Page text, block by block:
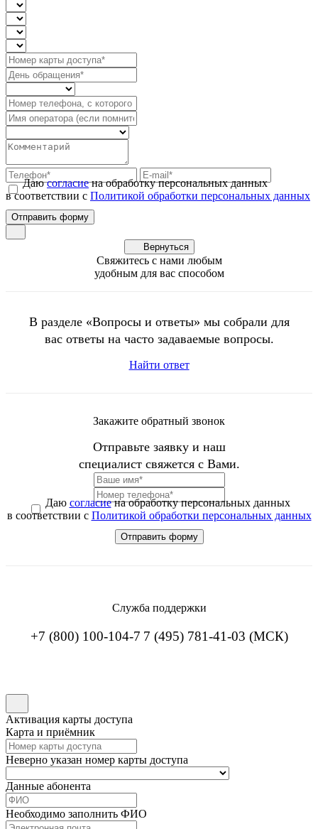
Даюсогласиена обработку персональных данных
в соответствии с Политикой обработки персональных данных
Вернуться
Свяжитесь с нами любым
удобным для вас способом
В разделе «Вопросы и ответы» мы собрали для
вас ответы на часто задаваемые вопросы.
Найти ответ
Закажите обратный звонок
Отправьте заявку и наш
специалист свяжется с Вами.
Даю согласиена обработку персональных данных
в соответствии с Политикой обработки персональных данных
Служба поддержки
+7 (800) 100-104-7 7 (495) 781-41-03 (МСК)
Активация карты доступа
Карта и приёмник
Неверно указан номер карты доступа
Данные абонента
Необходимо заполнить ФИО